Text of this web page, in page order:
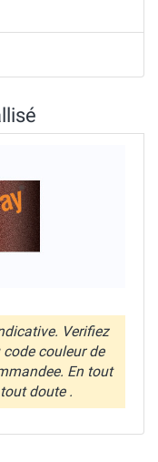
Verifiez
couleur de
En tout
doute .